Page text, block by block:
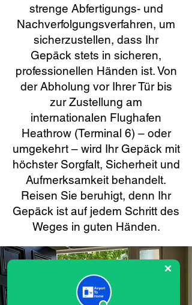
strenge Abfertigungs- und
Nachverfolgungsverfahren, um
sicherzustellen, dass Ihr
Gepäck stets in sicheren,
professionellen Händen ist. Von
der Abholung vor Ihrer Tür bis
zur Zustellung am
internationalen Flughafen
Heathrow (Terminal 6) – oder
umgekehrt – wird Ihr Gepäck mit
höchster Sorgfalt, Sicherheit und
Aufmerksamkeit behandelt.
Reisen Sie beruhigt, denn Ihr
Gepäck ist auf jedem Schritt des
Weges in guten Händen.